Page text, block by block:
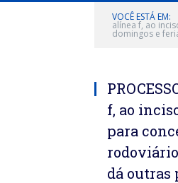
VOCÊ ESTÁ EM:
alínea f, ao
domingos e
f, ao
para
dá outras